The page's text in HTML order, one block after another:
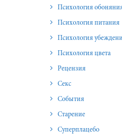
Психология
Психология питания
Психология
Психология цвета
Рецензия
Секс
События
Старение
Суперплацебо